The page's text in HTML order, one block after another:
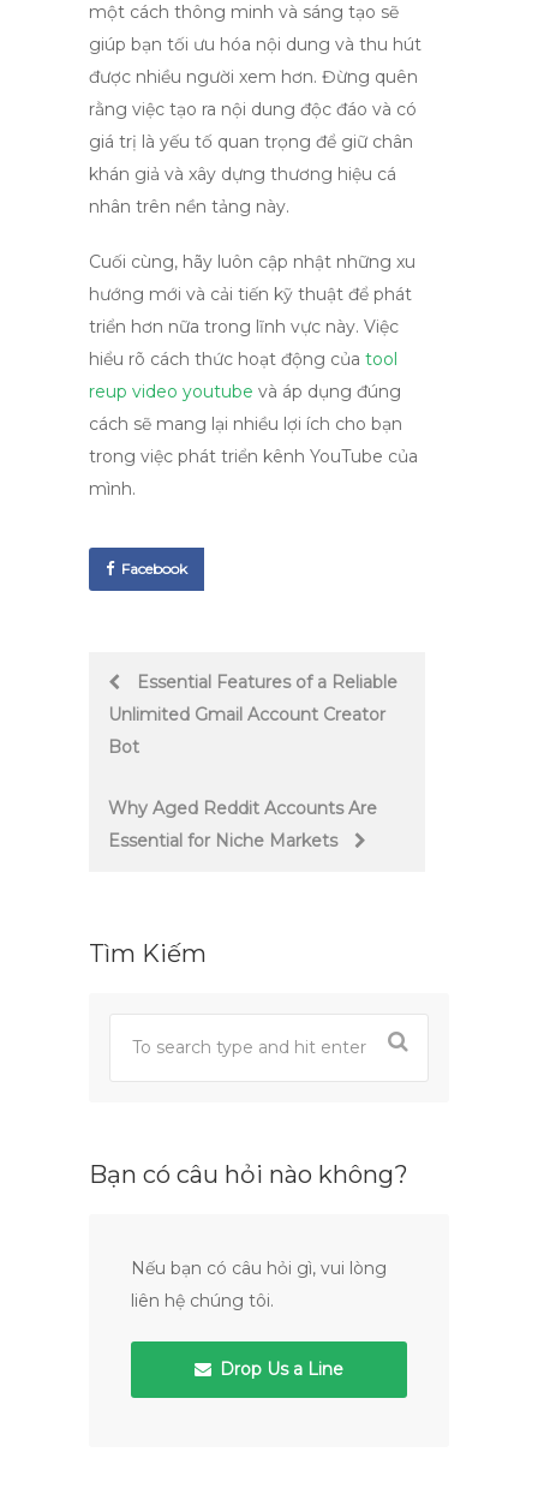
một cách thông minh và sáng tạo sẽ
giúp bạn tối ưu hóa nội dung và thu hút
được nhiều người xem hơn. Đừng quên
rằng việc tạo ra nội dung độc đáo và có
giá trị là yếu tố quan trọng để giữ chân
khán giả và xây dựng thương hiệu cá
nhân trên nền tảng này.
Cuối cùng, hãy luôn cập nhật những xu
hướng mới và cải tiến kỹ thuật để phát
triển hơn nữa trong lĩnh vực này. Việc
hiểu rõ cách thức hoạt động của tool
reup video youtube và áp dụng đúng
cách sẽ mang lại nhiều lợi ích cho bạn
trong việc phát triển kênh YouTube của
mình.
Facebook
Post
navigation
Essential Features of a Reliable
Unlimited Gmail Account Creator
Bot
Why Aged Reddit Accounts Are
Essential for Niche Markets
Tìm Kiếm
Bạn có câu hỏi nào không?
Nếu bạn có câu hỏi gì, vui lòng
liên hệ chúng tôi.
Drop Us a Line